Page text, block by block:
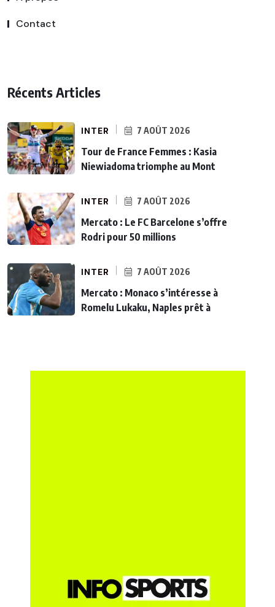
Contact
Récents Articles
INTER 7 AOÛT 2026
Tour de France Femmes : Kasia
Niewiadoma triomphe au Mont
INTER 7 AOÛT 2026
Mercato : Le FC Barcelone s’offre
Rodri pour 50 millions
INTER 7 AOÛT 2026
Mercato : Monaco s’intéresse à
Romelu Lukaku, Naples prêt à